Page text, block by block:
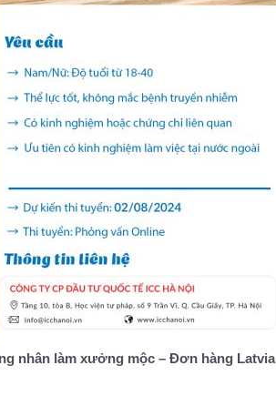
nhân làm xưởng mộc – Đơn hàng Latvia